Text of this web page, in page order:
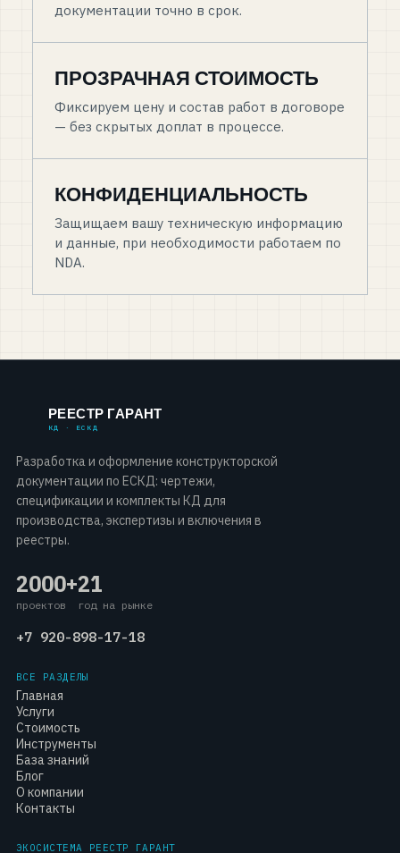
документации точно в срок.
ПРОЗРАЧНАЯ СТОИМОСТЬ
Фиксируем цену и состав работ в договоре
— без скрытых доплат в процессе.
КОНФИДЕНЦИАЛЬНОСТЬ
Защищаем вашу техническую информацию
и данные, при необходимости работаем по
NDA.
РЕЕСТР ГАРАНТ
КД · ЕСКД
Разработка и оформление конструкторской
документации по ЕСКД: чертежи,
спецификации и комплекты КД для
производства, экспертизы и включения в
реестры.
2000+
проектов
21
год на рынке
+7 920-898-17-18
ВСЕ РАЗДЕЛЫ
Главная
Услуги
Стоимость
Инструменты
База знаний
Блог
О компании
Контакты
ЭКОСИСТЕМА РЕЕСТР ГАРАНТ